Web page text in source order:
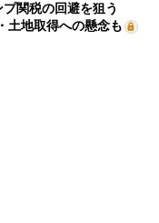
プ関税の回避を狙う
土地取得への懸念も